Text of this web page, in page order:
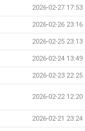
2026-02-27 17:53
2026-02-26 23:16
2026-02-25 23:13
2026-02-24 13:49
2026-02-23 22:25
2026-02-22 12:20
2026-02-21 23:24